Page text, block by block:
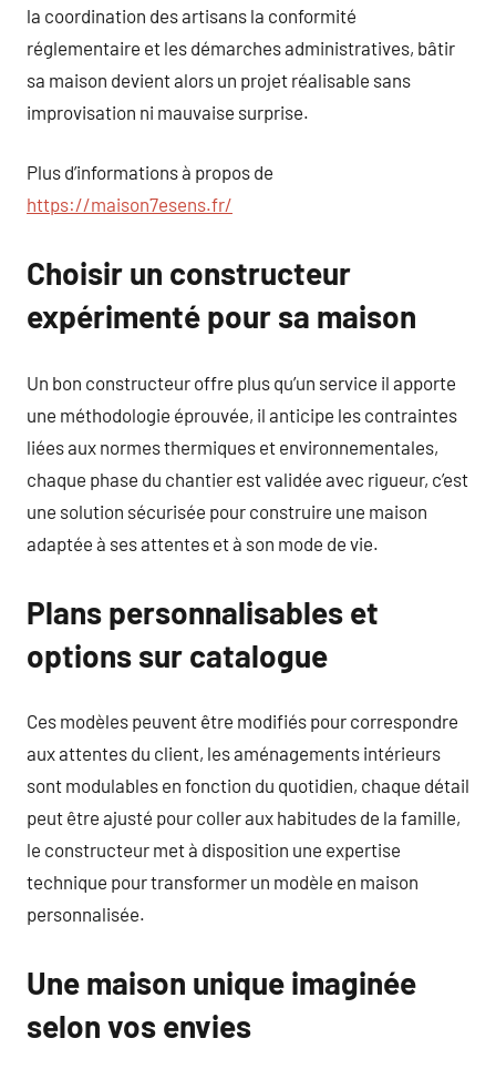
la coordination des artisans la conformité
réglementaire et les démarches administratives, bâtir
sa maison devient alors un projet réalisable sans
improvisation ni mauvaise surprise.
Plus d’informations à propos de
https://maison7esens.fr/
Choisir un constructeur
expérimenté pour sa maison
Un bon constructeur offre plus qu’un service il apporte
une méthodologie éprouvée, il anticipe les contraintes
liées aux normes thermiques et environnementales,
chaque phase du chantier est validée avec rigueur, c’est
une solution sécurisée pour construire une maison
adaptée à ses attentes et à son mode de vie.
Plans personnalisables et
options sur catalogue
Ces modèles peuvent être modifiés pour correspondre
aux attentes du client, les aménagements intérieurs
sont modulables en fonction du quotidien, chaque détail
peut être ajusté pour coller aux habitudes de la famille,
le constructeur met à disposition une expertise
technique pour transformer un modèle en maison
personnalisée.
Une maison unique imaginée
selon vos envies